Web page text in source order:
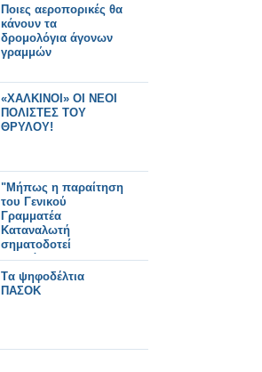
Ποιες αεροπορικές θα
κάνουν τα
δρομολόγια άγονων
γραμμών
«ΧΑΛΚΙΝΟΙ» ΟΙ ΝΕΟΙ
ΠΟΛΙΣΤΕΣ ΤΟΥ
ΘΡΥΛΟΥ!
"Μήπως η παραίτηση
του Γενικού
Γραμματέα
Καταναλωτή
σηματοδοτεί
υποβάθμιση της
προστασίας
καταναλωτή;"
Tα ψηφοδέλτια
ΠΑΣΟΚ